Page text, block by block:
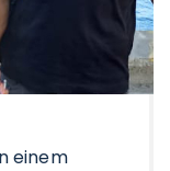
einem